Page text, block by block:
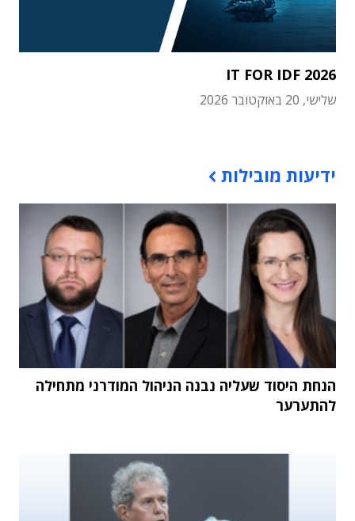
IT FOR IDF 2026
שלישי, 20 באוקטובר 2026
ידיעות מובילות
הנחת היסוד שעליה נבנה הניהול המודרני מתחילה
להתערער